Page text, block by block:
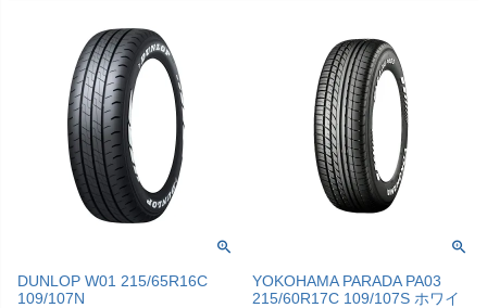
DUNLOP W01 215/65R16C
109/107N
YOKOHAMA PARADA PA03
215/60R17C 109/107S ホワイ